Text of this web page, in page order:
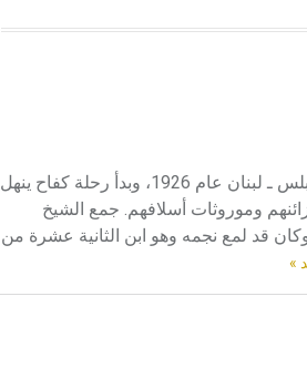
الصالح (صبحي ـ) (1345 ـ 1407هــ/1926 ـ 1986م) ولد الشيخ الدكتور صبحي الصالح في مدينة الميناء بطرابلس ـ لبنان عام 1926، وبدأ رحلة كفاح ينهل
وموروثات أسلافهم. جمع الشيخ
وكان قد لمع نجمه وهو ابن الثانية عشرة من
»